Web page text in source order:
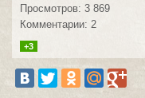
Просмотров: 3 869
Комментарии: 2
+3